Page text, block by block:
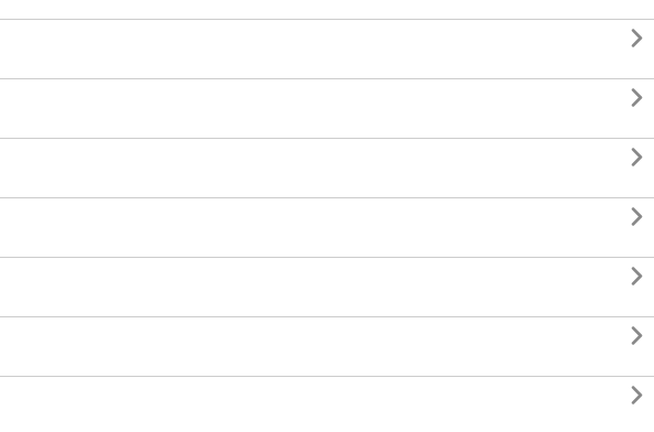






